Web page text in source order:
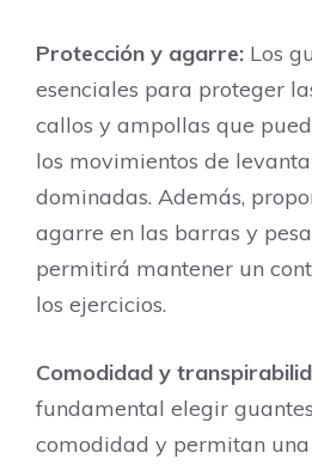
Protección y agarre: Los
esenciales para proteger
callos y ampollas que
los movimientos de
dominadas. Además,
agarre en las barras y
permitirá mantener un
los ejercicios.
Comodidad y
fundamental elegir
comodidad y permitan